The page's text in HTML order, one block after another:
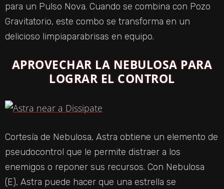
para un Pulso Nova. Cuando se combina con Pozo
Gravitatorio, este combo se transforma en un
delicioso limpiaparabrisas en equipo.
APROVECHAR LA NEBULOSA PARA
LOGRAR EL CONTROL
Cortesía de Nebulosa, Astra obtiene un elemento de
pseudocontrol que le permite distraer a los
enemigos o reponer sus recursos. Con Nebulosa
(E), Astra puede hacer que una estrella se